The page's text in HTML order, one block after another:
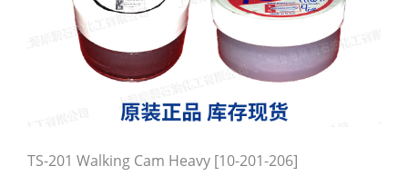
TS-201 Walking Cam Heavy [10-201-206]